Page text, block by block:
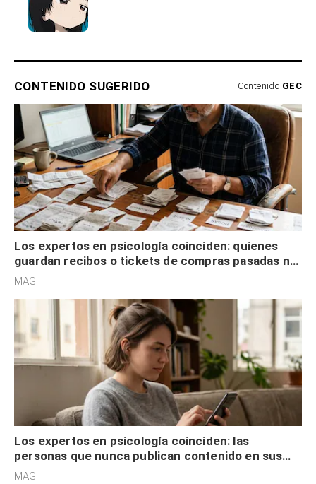
CONTENIDO SUGERIDO Contenido GEC
Los expertos en psicología coinciden: quienes
guardan recibos o tickets de compras pasadas no
son acumuladores, sino que tienen necesidad de
MAG.
Los expertos en psicología coinciden: las
personas que nunca publican contenido en sus
redes sociales no pretenden buscar validación
MAG.